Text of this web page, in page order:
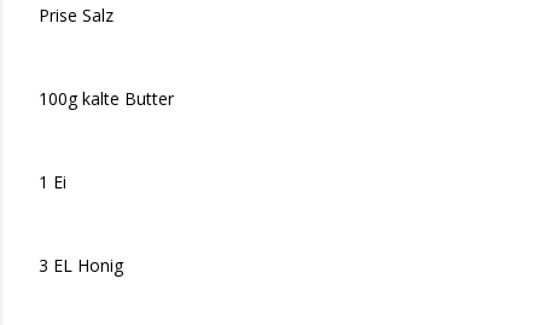
Prise Salz
100g kalte Butter
1 Ei
3 EL Honig